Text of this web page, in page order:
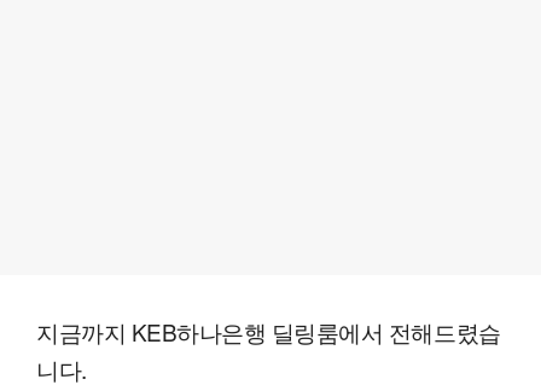
지금까지 KEB하나은행 딜링룸에서 전해드렸습
니다.